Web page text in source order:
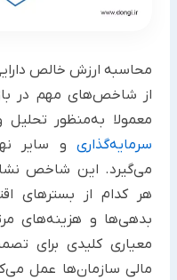
از شاخص‌های مهم در
معمولا به‌منظور تحلیل
سرمایه‌گذاری و سایر
می‌گیرد. این شاخص
هر کدام از بسترهای
بدهی‌ها و هزینه‌های
معیاری کلیدی برای
مالی سازمان‌ها عمل